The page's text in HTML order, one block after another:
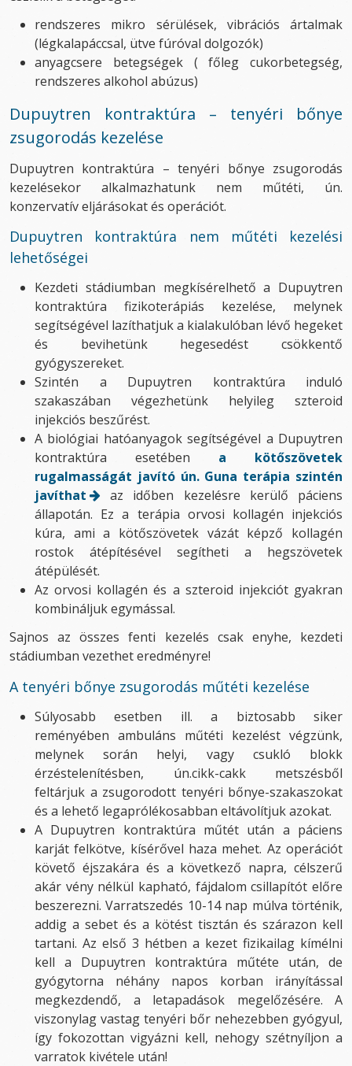
rendszeres mikro sérülések, vibrációs ártalmak
(légkalapáccsal, ütve fúróval dolgozók)
anyagcsere betegségek ( főleg cukorbetegség,
rendszeres alkohol abúzus)
Dupuytren kontraktúra – tenyéri bőnye
zsugorodás kezelése
Dupuytren kontraktúra – tenyéri bőnye zsugorodás
kezelésekor alkalmazhatunk nem műtéti, ún.
konzervatív eljárásokat és operációt.
Dupuytren kontraktúra nem műtéti kezelési
lehetőségei
Kezdeti stádiumban megkísérelhető a Dupuytren
kontraktúra fizikoterápiás kezelése, melynek
segítségével lazíthatjuk a kialakulóban lévő hegeket
és bevihetünk hegesedést csökkentő
gyógyszereket.
Szintén a Dupuytren kontraktúra induló
szakaszában végezhetünk helyileg szteroid
injekciós beszűrést.
A biológiai hatóanyagok segítségével a Dupuytren
kontraktúra esetében a kötőszövetek
rugalmasságát javító ún. Guna terápia szintén
javíthat
az időben kezelésre kerülő páciens
állapotán. Ez a terápia orvosi kollagén injekciós
kúra, ami a kötőszövetek vázát képző kollagén
rostok átépítésével segítheti a hegszövetek
átépülését.
Az orvosi kollagén és a szteroid injekciót gyakran
kombináljuk egymással.
Sajnos az összes fenti kezelés csak enyhe, kezdeti
stádiumban vezethet eredményre!
A tenyéri bőnye zsugorodás műtéti kezelése
Súlyosabb esetben ill. a biztosabb siker
reményében ambuláns műtéti kezelést végzünk,
melynek során helyi, vagy csukló blokk
érzéstelenítésben, ún.cikk-cakk metszésből
feltárjuk a zsugorodott tenyéri bőnye-szakaszokat
és a lehető legaprólékosabban eltávolítjuk azokat.
A Dupuytren kontraktúra műtét után a páciens
karját felkötve, kísérővel haza mehet. Az operációt
követő éjszakára és a következő napra, célszerű
akár vény nélkül kapható, fájdalom csillapítót előre
beszerezni. Varratszedés 10-14 nap múlva történik,
addig a sebet és a kötést tisztán és szárazon kell
tartani. Az első 3 hétben a kezet fizikailag kímélni
kell a Dupuytren kontraktúra műtéte után, de
gyógytorna néhány napos korban irányítással
megkezdendő, a letapadások megelőzésére. A
viszonylag vastag tenyéri bőr nehezebben gyógyul,
így fokozottan vigyázni kell, nehogy szétnyíljon a
varratok kivétele után!